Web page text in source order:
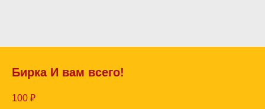
Бирка И вам всего!
100 ₽